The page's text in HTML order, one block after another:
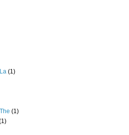
(1)
(1)